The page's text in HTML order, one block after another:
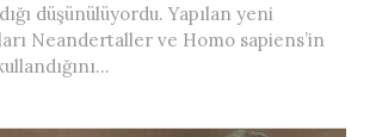
düşünülüyordu. Yapılan yeni
Neandertaller ve Homo sapiens’in